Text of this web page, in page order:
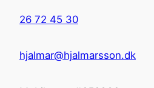
26 72 45 30
hjalmar@hjalmarsson.dk